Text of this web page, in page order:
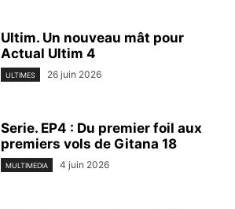
Ultim. Un nouveau mât pour
Actual Ultim 4
ULTIMES 26 juin 2026
Serie. EP4 : Du premier foil aux
premiers vols de Gitana 18
MULTIMEDIA 4 juin 2026